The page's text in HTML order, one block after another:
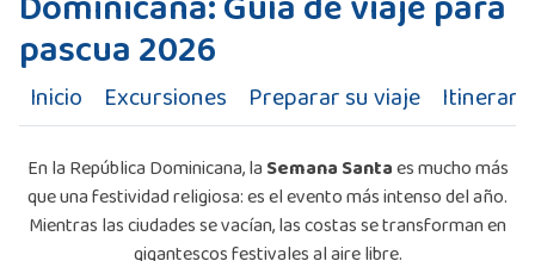
pascua 2026
Inicio Excursiones Preparar su viaje
En la República Dominicana, la Semana Santaes mucho más
que una festividad religiosa: es el evento más intenso del año.
Mientras las ciudades se vacían, las costas se transforman en
gigantescos festivales al aire libre.